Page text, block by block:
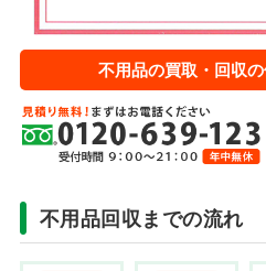
不用品の買取・回収の
不用品回収までの流れ